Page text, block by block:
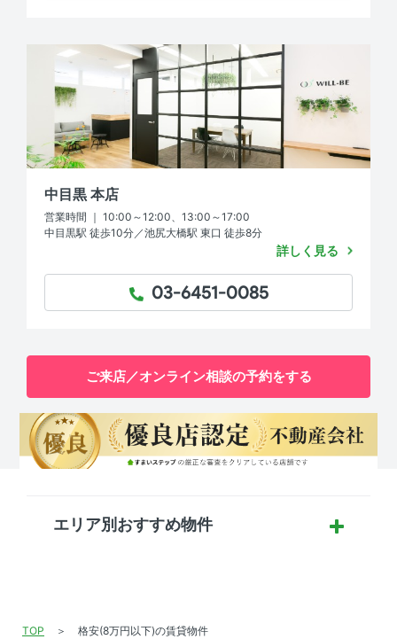
中目黒 本店
営業時間 ｜ 10:00～12:00、13:00～17:00
中目黒駅 徒歩10分／池尻大橋駅 東口 徒歩8分
TEL：
03-6451-0085
詳しく見る
ご来店／オンライン相談の予約をする
エリア別おすすめ物件
TOP 格安(8万円以下)の賃貸物件